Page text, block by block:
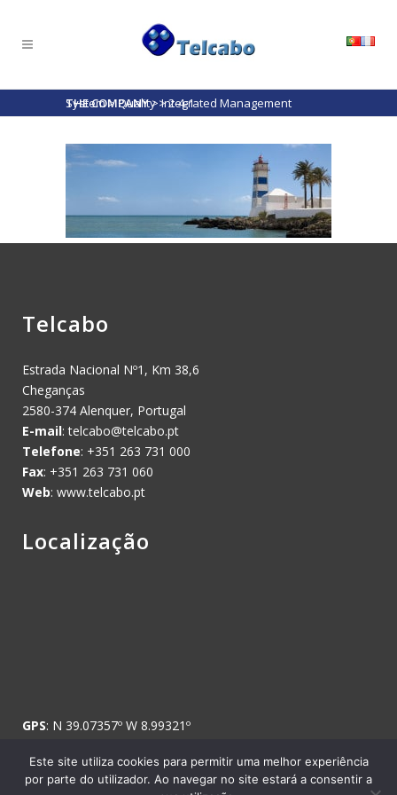
THE COMPANY>
Integrated Management System>Quality>2-4-1
Telcabo
Estrada Nacional Nº1, Km 38,6
Cheganças
2580-374 Alenquer, Portugal
E-mail:telcabo@telcabo.pt
Telefone: +351 263 731 000
Fax: +351 263 731 060
Web: www.telcabo.pt
Localização
GPS: N 39.07357º W 8.99321º
Este site utiliza cookies para permitir uma melhor experiência
por parte do utilizador. Ao navegar no site estará a consentir a